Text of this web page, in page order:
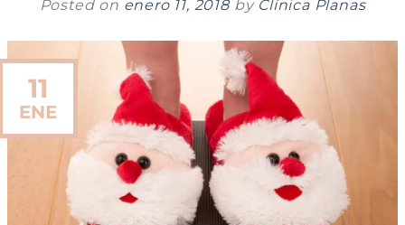
Posted on enero 11, 2018 by Clínica Planas
11
ENE